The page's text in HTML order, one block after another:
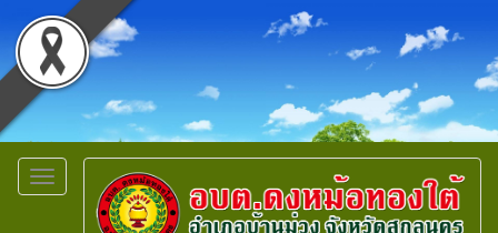
Toggle
navigation